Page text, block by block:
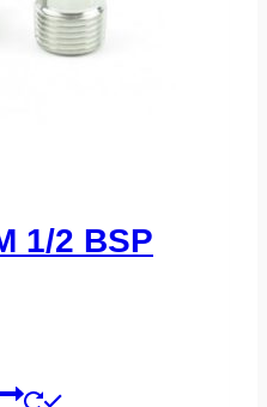
1/2 BSP